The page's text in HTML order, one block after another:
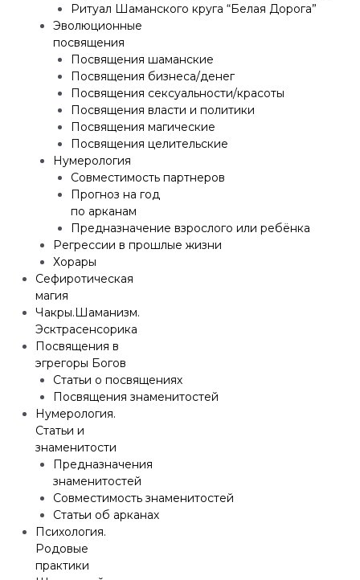
Ритуал Шаманского круга “Белая Дорога”
Эволюционные
посвящения
Посвящения шаманские
Посвящения бизнеса/денег
Посвящения сексуальности/красоты
Посвящения власти и политики
Посвящения магические
Посвящения целительские
Нумерология
Совместимость партнеров
Прогноз на год
по арканам
Предназначение взрослого или ребёнка
Регрессии в прошлые жизни
Хорары
Сефиротическая
магия
Чакры.Шаманизм.
Эсктрасенсорика
Посвящения в
эгрегоры Богов
Статьи о посвящениях
Посвящения знаменитостей
Нумерология.
Статьи и
знаменитости
Предназначения
знаменитостей
Совместимость знаменитостей
Статьи об арканах
Психология.
Родовые
практики